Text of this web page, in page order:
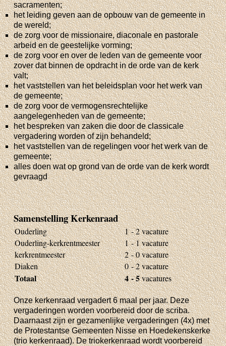
sacramenten;
het leiding geven aan de opbouw van de gemeente in
de wereld;
de zorg voor de missionaire, diaconale en pastorale
arbeid en de geestelijke vorming;
de zorg voor en over de leden van de gemeente voor
zover dat binnen de opdracht in de orde van de kerk
valt;
het vaststellen van het beleidsplan voor het werk van
de gemeente;
de zorg voor de vermogensrechtelijke
aangelegenheden van de gemeente;
het bespreken van zaken die door de classicale
vergadering worden of zijn behandeld;
het vaststellen van de regelingen voor het werk van de
gemeente;
alles doen wat op grond van de orde van de kerk wordt
gevraagd
Samenstelling Kerkenraad
Ouderling 1 - 2 vacature
Ouderling-kerkrentmeester
1 - 1 vacature
kerkrentmeester
2 - 0 vacature
Diaken
0 - 2 vacature
Totaal 4 - 5vacatures
Onze kerkenraad vergadert 6 maal per jaar. Deze
vergaderingen worden voorbereid door de scriba.
Daarnaast zijn er gezamenlijke vergaderingen (4x) met
de Protestantse Gemeenten Nisse en Hoedekenskerke
(trio kerkenraad). De triokerkenraad wordt voorbereid